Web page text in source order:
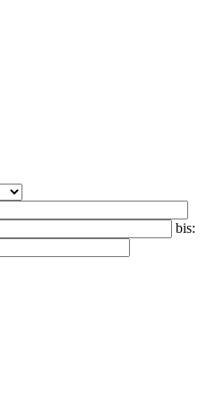
bis: